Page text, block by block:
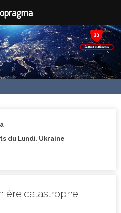
du Lundi Ukraine
catastrophe